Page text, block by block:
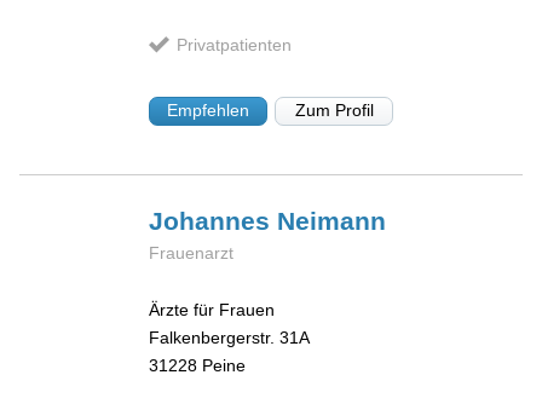
Privatpatienten
Empfehlen Zum Profil
Johannes Neimann
Frauenarzt
Ärzte für Frauen
Falkenbergerstr. 31A
31228 Peine